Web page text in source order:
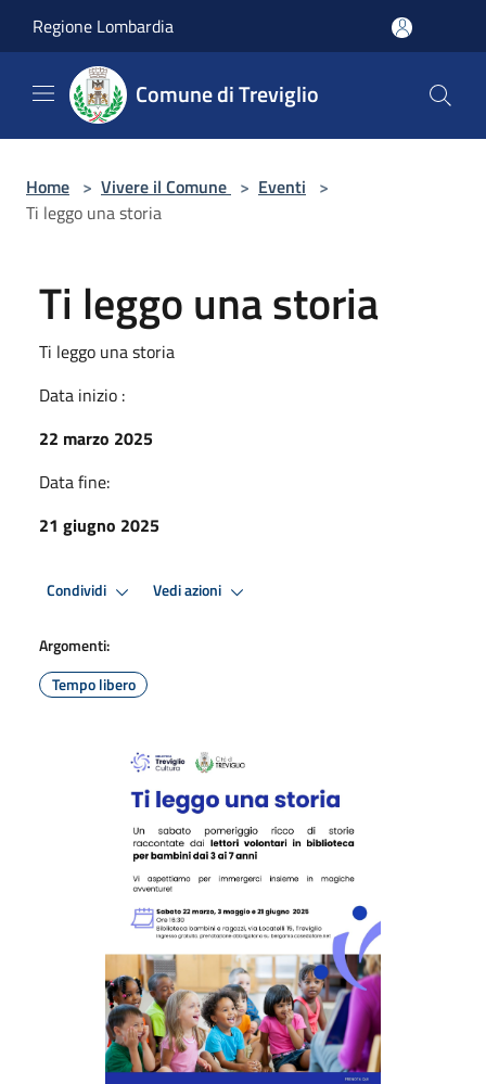
Regione Lombardia
Comune di Treviglio
Home > Vivere il Comune > Eventi >
Ti leggo una storia
Ti leggo una storia
Ti leggo una storia
Data inizio :
22 marzo 2025
Data fine:
21 giugno 2025
Condividi Vedi azioni
Argomenti:
Tempo libero